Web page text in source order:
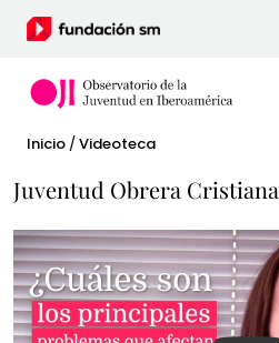
Inicio / Videoteca
Juventud Obrera Cristiana